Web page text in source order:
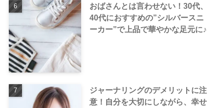
おばさんとは言わせない！30代、
40代におすすめの”シルバースニ
ーカー”で上品で華やかな足元に♪
ジャーナリングのデメリットに注
意！自分を大切にしながら、幸せ